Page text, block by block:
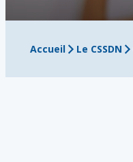
Accueil Le CSSDN